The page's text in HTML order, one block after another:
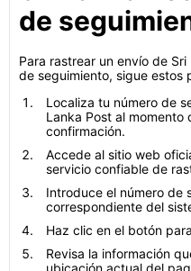
de
Para rastrear un envío de
de seguimiento, sigue estos
Localiza tu número de
Lanka Post al momento
confirmación.
Accede al sitio web
servicio confiable de
Introduce el número de
correspondiente del
Haz clic en el botón
Revisa la información
ubicación actual del